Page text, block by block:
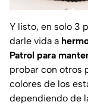
Y listo, en solo 3
darle vida a
Patrol para
probar con otros
colores de los
dependiendo de